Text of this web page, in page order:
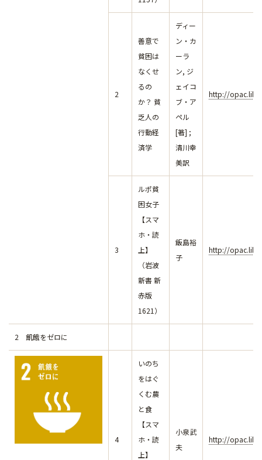
2
善意で
貧困は
なくせ
るの
か？ 貧
乏人の
行動経
済学
ディー
ン・カ
ーラ
ン, ジ
ェイコ
ブ・ア
ペル
[著] ;
清川幸
美訳
http://
3
ルポ貧
困女子
【スマ
ホ・読
上】
（岩波
新書 新
赤版
1621）
飯島裕
子
http://
2 飢餓をゼロに
4
いのち
をはぐ
くむ農
と食
【スマ
ホ・読
上】
小泉武
夫
http://